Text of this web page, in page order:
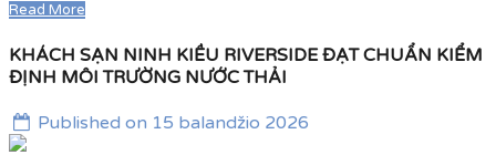
Read More
KHÁCH SẠN NINH KIỀU RIVERSIDE ĐẠT CHUẨN KIỂM
ĐỊNH MÔI TRƯỜNG NƯỚC THẢI
Published on 15 balandžio 2026